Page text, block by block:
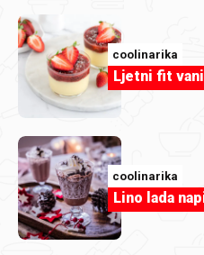
Članak
Zašto neka jela
kečap?
coolinarika
Ljetni fit
coolinarika
Lino lada